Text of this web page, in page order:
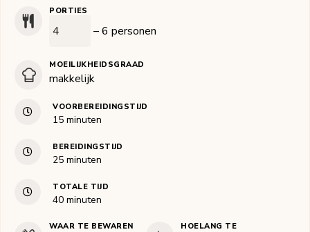
PORTIES
– 6 personen
MOEILIJKHEIDSGRAAD
makkelijk
VOORBEREIDINGSTIJD
15minuten
minuten
BEREIDINGSTIJD
25minuten
minuten
TOTALE TIJD
40minuten
minuten
WAAR TE BEWAREN
HOELANG TE